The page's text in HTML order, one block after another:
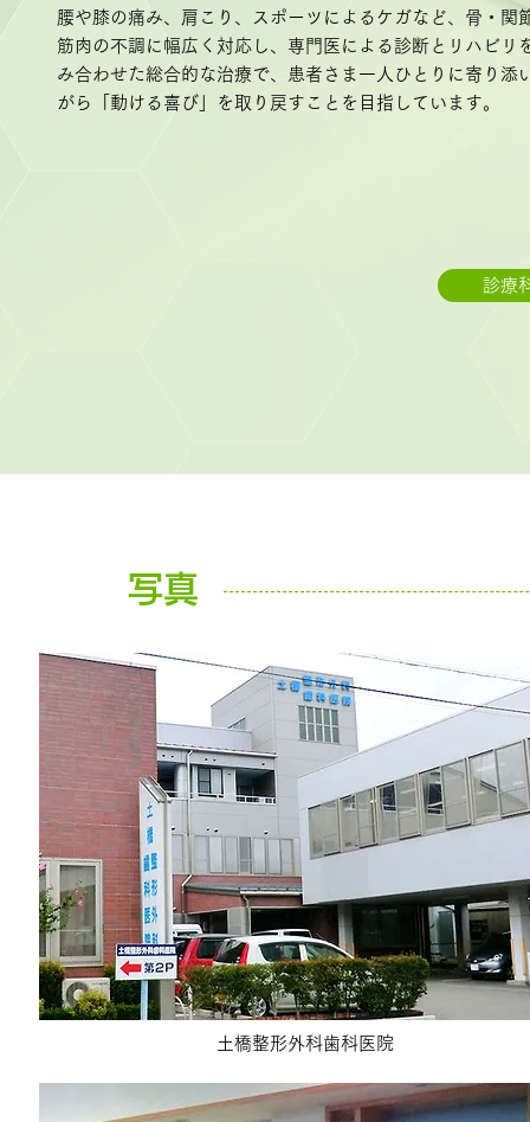
腰や膝の痛み、肩こり、スポーツによるケガなど、骨・関
筋肉の不調に幅広く対応し、専門医による診断とリハビリ
み合わせた総合的な治療で、患者さま一人ひとりに寄り添
がら「動ける喜び」を取り戻すことを目指しています。
診療
写真
土橋整形外科歯科医院